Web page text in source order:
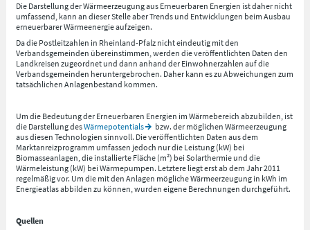
Die Darstellung der Wärmeerzeugung aus Erneuerbaren Energien ist daher nicht
umfassend, kann an dieser Stelle aber Trends und Entwicklungen beim Ausbau
erneuerbarer Wärmeenergie aufzeigen.
Da die Postleitzahlen in Rheinland-Pfalz nicht eindeutig mit den
Verbandsgemeinden übereinstimmen, werden die veröffentlichten Daten den
Landkreisen zugeordnet und dann anhand der Einwohnerzahlen auf die
Verbandsgemeinden heruntergebrochen. Daher kann es zu Abweichungen zum
tatsächlichen Anlagenbestand kommen.
Um die Bedeutung der Erneuerbaren Energien im Wärmebereich abzubilden, ist
die Darstellung desWärmepotentials
bzw. der möglichen Wärmeerzeugung
aus diesen Technologien sinnvoll. Die veröffentlichten Daten aus dem
Marktanreizprogramm umfassen jedoch nur die Leistung (kW) bei
Biomasseanlagen, die installierte Fläche (m²) bei Solarthermie und die
Wärmeleistung (kW) bei Wärmepumpen. Letztere liegt erst ab dem Jahr 2011
regelmäßig vor. Um die mit den Anlagen mögliche Wärmeerzeugung in kWh im
Energieatlas abbilden zu können, wurden eigene Berechnungen durchgeführt.
Quellen